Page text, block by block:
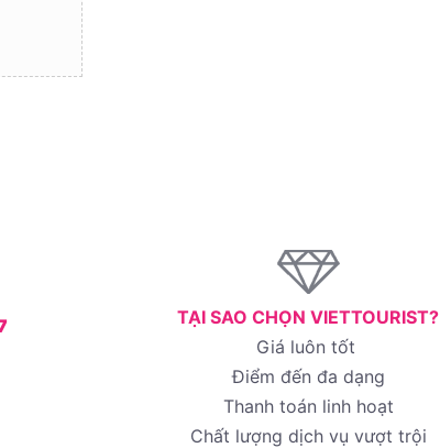
TẠI SAO CHỌN VIETTOURIST?
Giá luôn tốt
Điểm đến đa dạng
Thanh toán linh hoạt
Chất lượng dịch vụ vượt trội